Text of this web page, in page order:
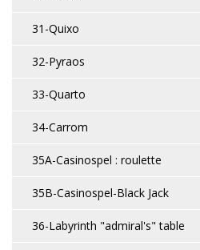
31-Quixo
32-Pyraos
33-Quarto
34-Carrom
35A-Casinospel : roulette
35B-Casinospel-Black Jack
36-Labyrinth "admiral's" table